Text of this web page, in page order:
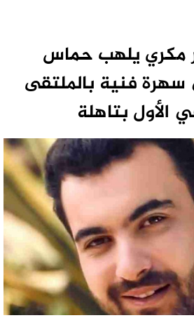
مكري يلهب حماس
سهرة فنية بالملتقى
الأول بتاهلة